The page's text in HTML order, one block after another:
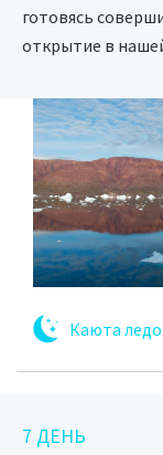
готовясь
открытие в
Каюта
7 ДЕНЬ